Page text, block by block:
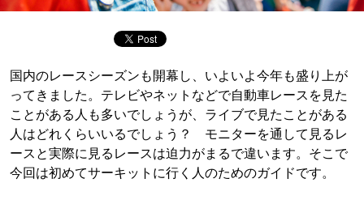
国内のレースシーズンも開幕し、いよいよ今年も盛り上が
ってきました。テレビやネットなどで自動車レースを見た
ことがある人も多いでしょうが、ライブで見たことがある
人はどれくらいいるでしょう？ モニターを通して見るレ
ースと実際に見るレースは迫力がまるで違います。そこで
今回は初めてサーキットに行く人のためのガイドです。